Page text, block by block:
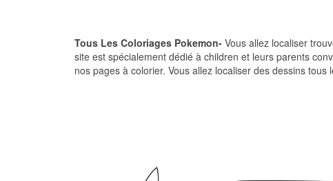
Tous Les Coloriages Pokemon- Vous allez localiser
site est spécialement dédié à children et leurs parents
nos pages à colorier. Vous allez localiser des dessins tous